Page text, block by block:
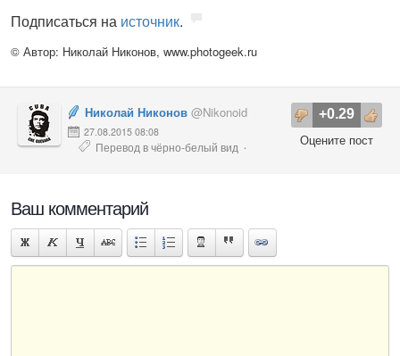
Подписаться на источник.
© Автор: Николай Никонов, www.photogeek.ru
+0.29
Оцените пост
Николай Никонов @Nikonoid
27.08.2015 08:08
Перевод в чёрно-белый вид ·
Ваш комментарий